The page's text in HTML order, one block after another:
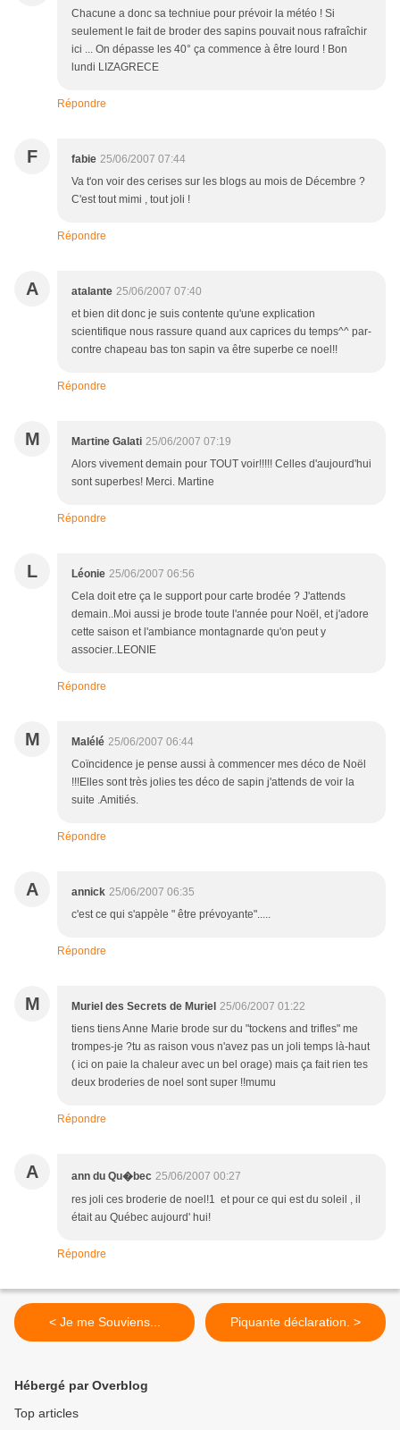
Chacune a donc sa techniue pour prévoir la météo ! Si
seulement le fait de broder des sapins pouvait nous rafraîchir
ici ... On dépasse les 40° ça commence à être lourd ! Bon
lundi LIZAGRECE
Répondre
F fabie 25/06/2007 07:44
Va t'on voir des cerises sur les blogs au mois de Décembre ?
C'est tout mimi , tout joli !
Répondre
A atalante 25/06/2007 07:40
et bien dit donc je suis contente qu'une explication
scientifique nous rassure quand aux caprices du temps^^ par-
contre chapeau bas ton sapin va être superbe ce noel!!
Répondre
M Martine Galati 25/06/2007 07:19
Alors vivement demain pour TOUT voir!!!!! Celles d'aujourd'hui
sont superbes! Merci. Martine
Répondre
L Léonie 25/06/2007 06:56
Cela doit etre ça le support pour carte brodée ? J'attends
demain..Moi aussi je brode toute l'année pour Noël, et j'adore
cette saison et l'ambiance montagnarde qu'on peut y
associer..LEONIE
Répondre
M Malélé 25/06/2007 06:44
Coïncidence je pense aussi à commencer mes déco de Noël
!!!Elles sont très jolies tes déco de sapin j'attends de voir la
suite .Amitiés.
Répondre
A annick 25/06/2007 06:35
c'est ce qui s'appèle " être prévoyante".....
Répondre
M Muriel des Secrets de Muriel 25/06/2007 01:22
tiens tiens Anne Marie brode sur du "tockens and trifles" me
trompes-je ?tu as raison vous n'avez pas un joli temps là-haut
( ici on paie la chaleur avec un bel orage) mais ça fait rien tes
deux broderies de noel sont super !!mumu
Répondre
A ann du Qu�bec 25/06/2007 00:27
res joli ces broderie de noel!1 et pour ce qui est du soleil , il
était au Québec aujourd' hui!
Répondre
< Je me Souviens... Piquante déclaration. >
Hébergé par Overblog
Top articles